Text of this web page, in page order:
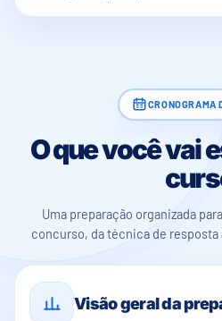
CRONOGRAMA
O que você vai
Uma preparação organizada
concurso, da técnica de resposta
Visão geral da